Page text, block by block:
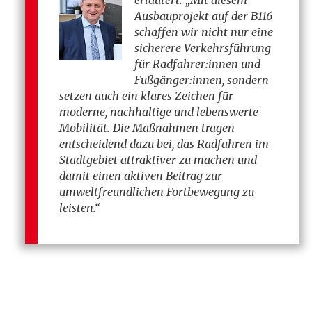
Ausbauprojekt auf der B116
schaffen wir nicht nur eine
sicherere Verkehrsführung
für Radfahrer:innen und
Fußgänger:innen, sondern
setzen auch ein klares Zeichen für
moderne, nachhaltige und lebenswerte
Mobilität. Die Maßnahmen tragen
entscheidend dazu bei, das Radfahren im
Stadtgebiet attraktiver zu machen und
damit einen aktiven Beitrag zur
umweltfreundlichen Fortbewegung zu
leisten.“